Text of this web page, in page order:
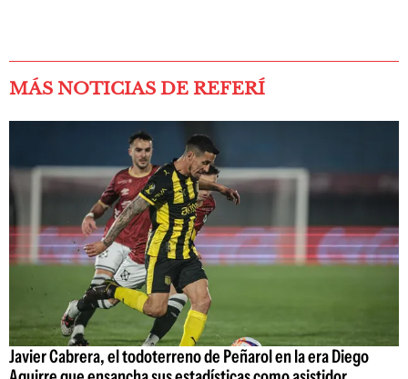
MÁS NOTICIAS DE REFERÍ
Javier Cabrera, el todoterreno de Peñarol en la era Diego